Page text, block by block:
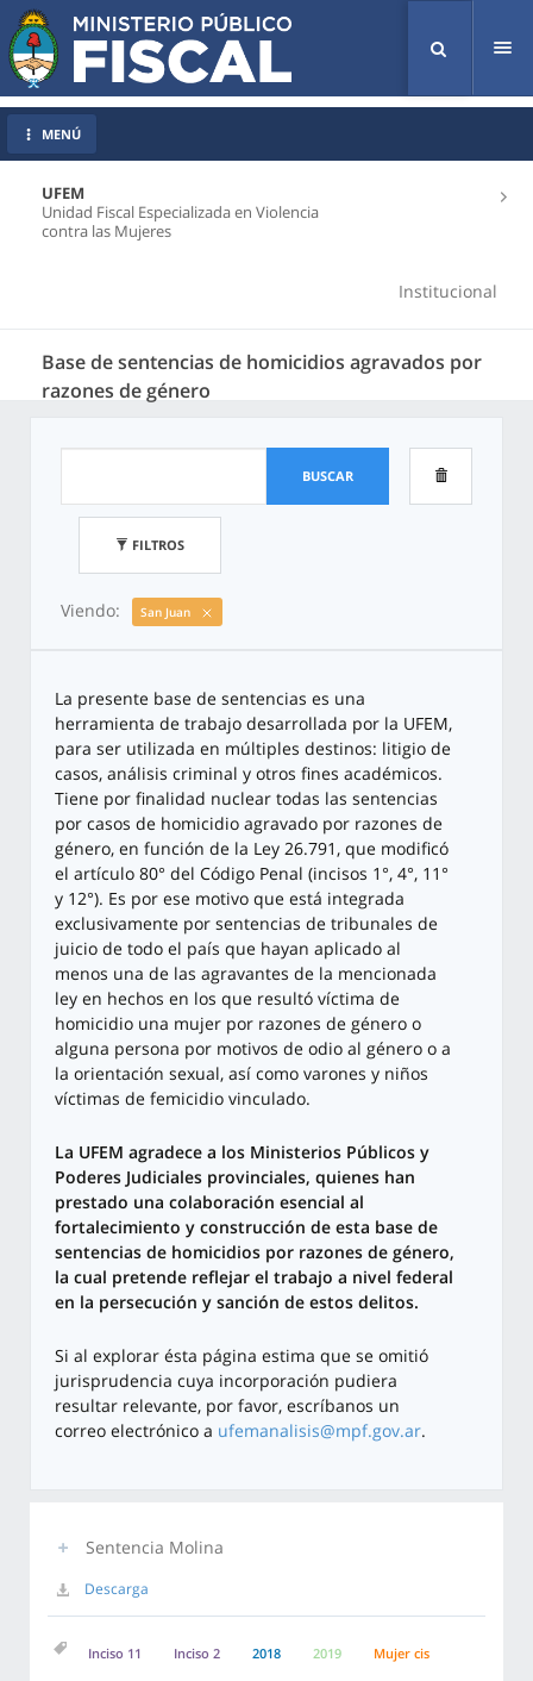
UFEM
Unidad Fiscal Especializada en Violencia
contra las Mujeres
Institucional
Base de sentencias de homicidios agravados por
razones de género
MENÚ
BUSCAR
FILTROS
Viendo: San Juan
La presente base de sentencias es una
herramienta de trabajo desarrollada por la UFEM,
para ser utilizada en múltiples destinos: litigio de
casos, análisis criminal y otros fines académicos.
Tiene por finalidad nuclear todas las sentencias
por casos de homicidio agravado por razones de
género, en función de la Ley 26.791, que modificó
el artículo 80° del Código Penal (incisos 1°, 4°, 11°
y 12°). Es por ese motivo que está integrada
exclusivamente por sentencias de tribunales de
juicio de todo el país que hayan aplicado al
menos una de las agravantes de la mencionada
ley en hechos en los que resultó víctima de
homicidio una mujer por razones de género o
alguna persona por motivos de odio al género o a
la orientación sexual, así como varones y niños
víctimas de femicidio vinculado.
La UFEM agradece a los Ministerios Públicos y
Poderes Judiciales provinciales, quienes han
prestado una colaboración esencial al
fortalecimiento y construcción de esta base de
sentencias de homicidios por razones de género,
la cual pretende reflejar el trabajo a nivel federal
en la persecución y sanción de estos delitos.
Si al explorar ésta página estima que se omitió
jurisprudencia cuya incorporación pudiera
resultar relevante, por favor, escríbanos un
correo electrónico a ufemanalisis@mpf.gov.ar.
Sentencia Molina
Descarga
Inciso 11 Inciso 2 2018 2019 Mujer cis